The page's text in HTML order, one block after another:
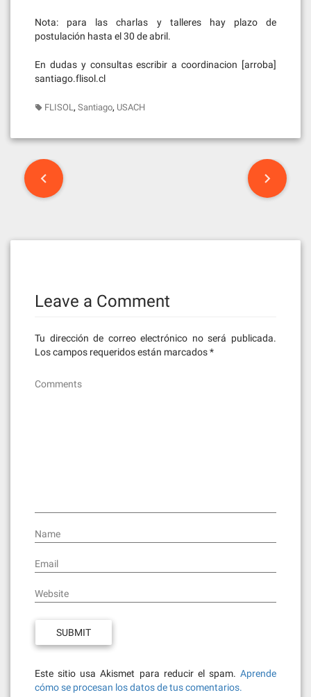
Nota: para las charlas y talleres hay plazo de
postulación hasta el 30 de abril.
En dudas y consultas escribir a coordinacion [arroba]
santiago.flisol.cl
FLISOL , Santiago, USACH
Post
navigation
Leave a Comment
Tu dirección de correo electrónico no será publicada.
Los campos requeridos están marcados*
Comments
Name
Email
Website
Este sitio usa Akismet para reducir el spam. Aprende
cómo se procesan los datos de tus comentarios.